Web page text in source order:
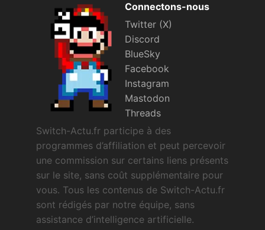
Connectons-nous
Twitter (X)
Discord
BlueSky
Facebook
Instagram
Mastodon
Threads
Switch-Actu.fr participe à des
programmes d’affiliation et peut percevoir
une commission sur certains liens présents
sur le site, sans coût supplémentaire pour
vous. Tous les contenus de Switch-Actu.fr
sont rédigés par notre équipe, sans
assistance d’intelligence artificielle.